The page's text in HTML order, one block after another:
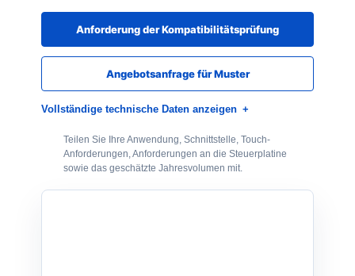
Anforderung der Kompatibilitätsprüfung
Angebotsanfrage für Muster
Vollständige technische Daten anzeigen
Teilen Sie Ihre Anwendung, Schnittstelle, Touch-
Anforderungen, Anforderungen an die Steuerplatine
sowie das geschätzte Jahresvolumen mit.